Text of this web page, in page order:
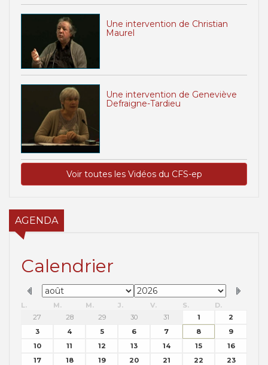
Une intervention de Christian
Maurel
Une intervention de Geneviève
Defraigne-Tardieu
Voir toutes les Vidéos du CFS-ep
AGENDA
Calendrier
L. M. M. J. V. S.
D.
27
28 29 30 31 1
2
3
4 5 6 7 8
9
10
11 12 13 14 15
16
17
18 19 20 21 22
23